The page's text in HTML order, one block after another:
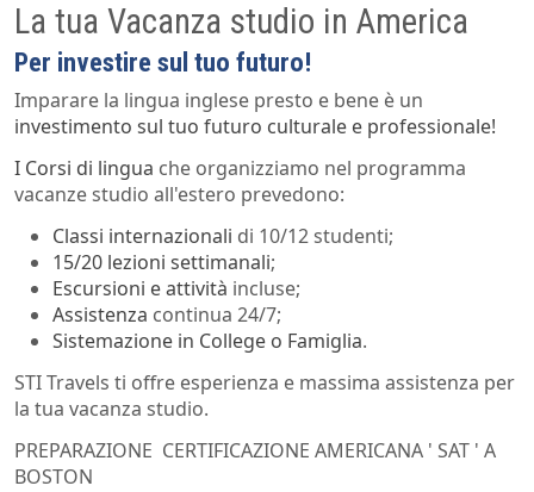
La tua Vacanza studio in America
Per investire sul tuo futuro!
Imparare la lingua inglese presto e bene è un
investimento sul tuo futuro culturale e professionale!
I Corsi di lingua che organizziamo nel programma
vacanze studio all'estero prevedono:
Classi internazionali di 10/12 studenti;
15/20 lezioni settimanali;
Escursioni e attività incluse;
Assistenza continua 24/7;
Sistemazione in College o Famiglia.
STI Travels ti offre esperienza e massima assistenza per
la tua vacanza studio.
PREPARAZIONE CERTIFICAZIONE AMERICANA ' SAT ' A
BOSTON